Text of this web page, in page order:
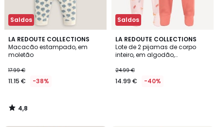
Saldos
LA REDOUTE COLLECTIONS
Macacão estampado, em
moletão
17.99 €
11.15 € -38%
4,8
/ 5
4,8
/
Saldos
LA REDOUTE COLLECTIONS
Lote de 2 pijamas de corpo
inteiro, em algodão,
24.99 €
14.99 € -40%